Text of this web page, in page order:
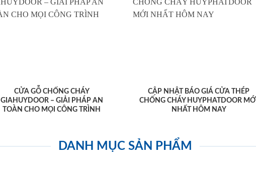
CỬA GỖ CHỐNG CHÁY
GIAHUYDOOR – GIẢI PHÁP AN
TOÀN CHO MỌI CÔNG TRÌNH
CẬP NHẬT BÁO GIÁ CỬA THÉP
CHỐNG CHÁY HUYPHATDOOR MỚI
NHẤT HÔM NAY
DANH MỤC SẢN PHẨM